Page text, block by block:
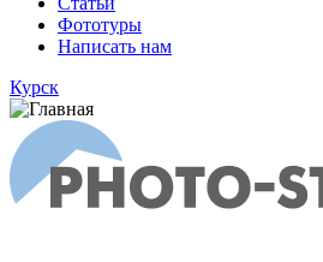
Фототуры
Написать нам
Курск